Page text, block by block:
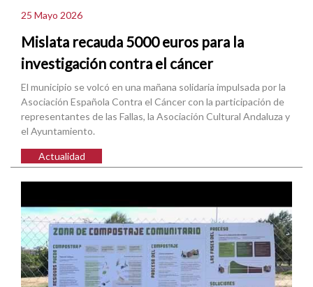
25 Mayo 2026
Mislata recauda 5000 euros para la
investigación contra el cáncer
El municipio se volcó en una mañana solidaria impulsada por la
Asociación Española Contra el Cáncer con la participación de
representantes de las Fallas, la Asociación Cultural Andaluza y
el Ayuntamiento.
Actualidad